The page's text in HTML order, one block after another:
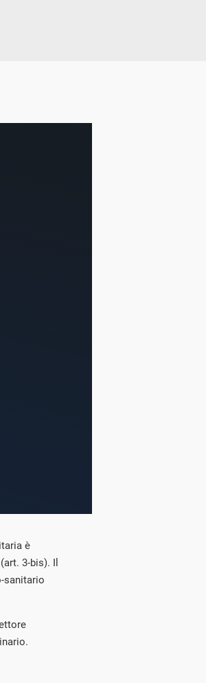
è
3-bis). Il
sanitario